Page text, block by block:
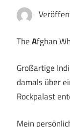
TheAfghan
Großartige
damals über
Rockpalast
Mein